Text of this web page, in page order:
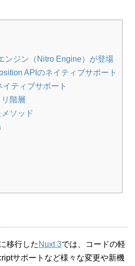
ンジン（Nitro Engine）が登場
APIのネイティブサポート
ティブサポート
階層
ソッド
移行した Nuxt 3では、コードの軽
サポートなど様々な変更や新機